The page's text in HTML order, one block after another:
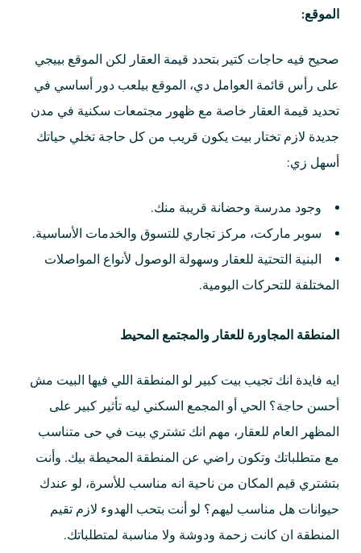
الموقع:
صحيح فيه حاجات كتير بتحدد قيمة العقار لكن الموقع بييجي
على رأس قائمة العوامل دي، الموقع بيلعب دور أساسي في
تحديد قيمة العقار خاصة مع ظهور مجتمعات سكنية في مدن
جديدة لازم تختار بيت يكون قريب من كل حاجة تخلي حياتك
أسهل زي:
وجود مدرسة وحضانة قريبة منك.
سوبر ماركت، مركز تجاري للتسوق والخدمات الأساسية.
البنية التحتية للعقار وسهولة الوصول لأنواع المواصلات
المختلفة للتحركات اليومية.
المنطقة المجاورة للعقار والمجتمع المحيط
ايه فايدة انك تجيب بيت كبير لو المنطقة اللي فيها البيت مش
أحسن حاجة؟ الحي أو المجمع السكني ليه تأثير كبير على
المظهر العام للعقار، مهم انك تشتري بيت في حى متناسب
مع متطلباتك وتكون راضي عن المنطقة المحيطة بيك. وأنت
بتشتري قيم المكان من ناحية انه مناسب للأسرة، لو عندك
حيوانات هل مناسب ليهم؟ لو أنت بتحب الهدوء لازم تقيم
المنطقة ان كانت زحمة ودوشة ولا مناسبة لمتطلباتك.